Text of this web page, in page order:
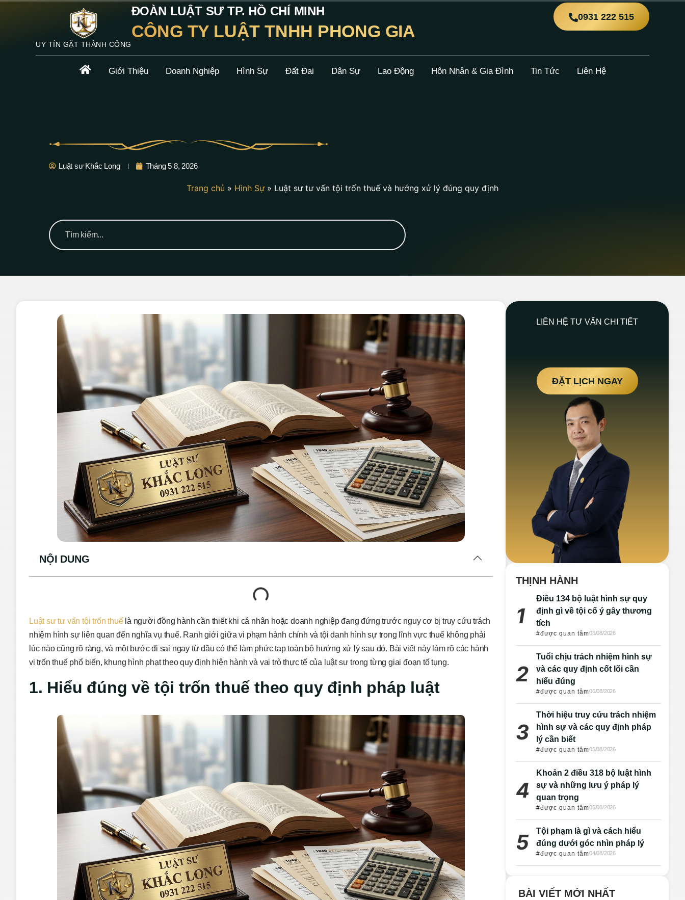
UY TÍN GẶT THÀNH CÔNG
ĐOÀN LUẬT SƯ TP. HỒ CHÍ MINH
CÔNG TY LUẬT TNHH PHONG GIA
0931 222 515
Giới Thiệu Doanh Nghiệp Hình Sự Đất Đai Dân Sự Lao Động Hôn Nhân & Gia Đình Tin Tức Liên Hệ
Luật sư Khắc Long Tháng 5 8, 2026
Trang chủ » Hình Sự» Luật sư tư vấn tội trốn thuế và hướng xử lý đúng quy định
NỘI DUNG
Luật sư tư vấn tội trốn thuếlà người đồng hành cần thiết khi cá nhân hoặc doanh nghiệp đang đứng trước nguy cơ bị truy cứu trách
nhiệm hình sự liên quan đến nghĩa vụ thuế. Ranh giới giữa vi phạm hành chính và tội danh hình sự trong lĩnh vực thuế không phải
lúc nào cũng rõ ràng, và một bước đi sai ngay từ đầu có thể làm phức tạp toàn bộ hướng xử lý sau đó. Bài viết này làm rõ các hành
vi trốn thuế phổ biến, khung hình phạt theo quy định hiện hành và vai trò thực tế của luật sư trong từng giai đoạn tố tụng.
1. Hiểu đúng về tội trốn thuế theo quy định pháp luật
LIÊN HỆ TƯ VẤN CHI TIẾT
ĐẶT LỊCH NGAY
THỊNH HÀNH
Điều 134 bộ luật hình sự quy
định gì về tội cố ý gây thương
tích
#được quan tâm06/08/2026
Tuổi chịu trách nhiệm hình sự
và các quy định cốt lõi cần
hiểu đúng
#được quan tâm06/08/2026
Thời hiệu truy cứu trách nhiệm
hình sự và các quy định pháp
lý cần biết
#được quan tâm05/08/2026
Khoản 2 điều 318 bộ luật hình
sự và những lưu ý pháp lý
quan trọng
#được quan tâm05/08/2026
Tội phạm là gì và cách hiểu
đúng dưới góc nhìn pháp lý
#được quan tâm04/08/2026
BÀI VIẾT MỚI NHẤT